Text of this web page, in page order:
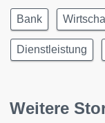
Bank
Dienstleistung
Weitere